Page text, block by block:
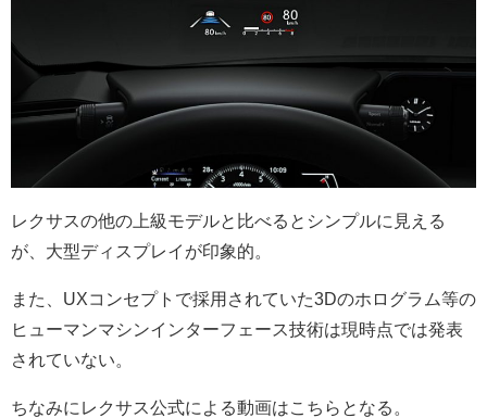
レクサスの他の上級モデルと比べるとシンプルに見える
が、大型ディスプレイが印象的。
また、UXコンセプトで採用されていた3Dのホログラム等の
ヒューマンマシンインターフェース技術は現時点では発表
されていない。
ちなみにレクサス公式による動画はこちらとなる。